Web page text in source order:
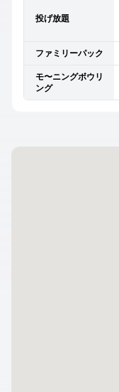
投げ放題
ファミリーパック
モ〜ニングボウリ
ング